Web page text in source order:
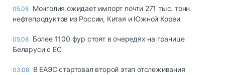
05.08 Монголия ожидает импорт почти 271 тыс. тонн
нефтепродуктов из России, Китая и Южной Кореи
05.08 Более 1100 фур стоят в очередях на границе
Беларуси с ЕС
03.08 В ЕАЭС стартовал второй этап отслеживания